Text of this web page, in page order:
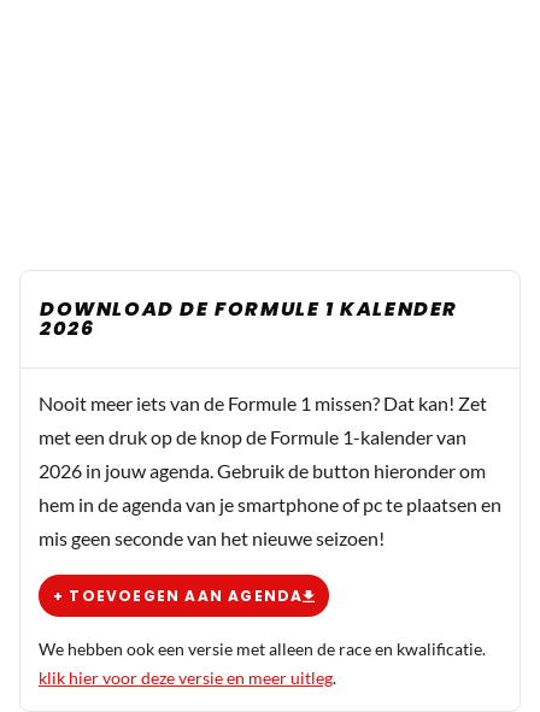
DOWNLOAD DE FORMULE 1 KALENDER
2026
Nooit meer iets van de Formule 1 missen? Dat kan! Zet
met een druk op de knop de Formule 1-kalender van
2026 in jouw agenda. Gebruik de button hieronder om
hem in de agenda van je smartphone of pc te plaatsen en
mis geen seconde van het nieuwe seizoen!
+ TOEVOEGEN AAN AGENDA
We hebben ook een versie met alleen de race en kwalificatie.
klik hier voor deze versie en meer uitleg.